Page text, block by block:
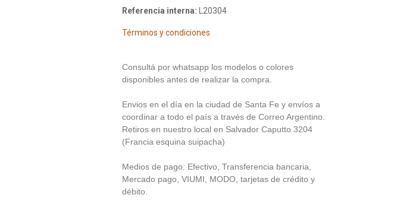
Referencia interna: L20304
Términos y condiciones
Consultá por whatsapp los modelos o colores
disponibles antes de realizar la compra.
Envios en el día en la ciudad de Santa Fe y envíos a
coordinar a todo el país a través de Correo Argentino.
Retiros en nuestro local en Salvador Caputto 3204
(Francia esquina suipacha)
Medios de pago: Efectivo, Transferencia bancaria,
Mercado pago, VIUMI, MODO, tarjetas de crédito y
débito.